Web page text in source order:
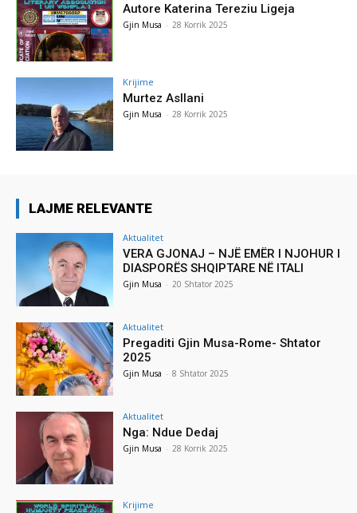
Autore Katerina Tereziu Ligeja
Gjin Musa - 28 Korrik 2025
Krijime
Murtez Asllani
Gjin Musa - 28 Korrik 2025
LAJME RELEVANTE
Aktualitet
VERA GJONAJ – NJË EMËR I NJOHUR I
DIASPORËS SHQIPTARE NË ITALI
Gjin Musa - 20 Shtator 2025
Aktualitet
Pregaditi Gjin Musa-Rome- Shtator
2025
Gjin Musa - 8 Shtator 2025
Aktualitet
Nga: Ndue Dedaj
Gjin Musa - 28 Korrik 2025
Krijime